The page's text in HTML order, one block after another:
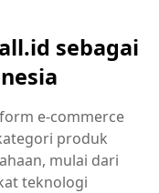
sebagai
e-commerce
produk
mulai dari
teknologi